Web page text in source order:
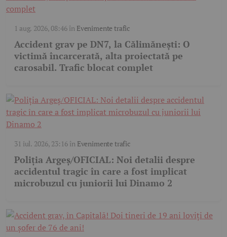
1 aug. 2026, 08:46în Evenimente trafic
Accident grav pe DN7, la Călimănești: O
victimă încarcerată, alta proiectată pe
carosabil. Trafic blocat complet
31 iul. 2026, 23:16în Evenimente trafic
Poliția Argeș/OFICIAL: Noi detalii despre
accidentul tragic în care a fost implicat
microbuzul cu juniorii lui Dinamo 2